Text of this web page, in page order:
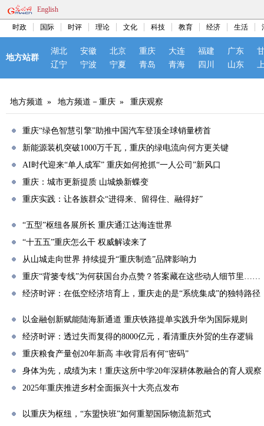
English
时政 国际 时评 理论 文化 科技 教育 经济 生活
地方站群
湖北 安徽 北京 重庆 大连 福建 广东
辽宁
宁波 宁夏 青岛 青海 四川 山东
地方频道 » 地方频道－重庆 » 重庆观察
重庆“绿色智慧引擎”助推中国汽车登顶全球销量榜首
新能源装机突破1000万千瓦，重庆的绿电流向何方更关键
AI时代迎来“单人成军” 重庆如何抢抓“一人公司”新风口
重庆：城市更新提质 山城焕新蝶变
重庆实践：让各族群众“进得来、留得住、融得好”
“五型”枢纽各展所长 重庆通江达海连世界
“十五五”重庆怎么干 权威解读来了
从山城走向世界 持续提升“重庆制造”品牌影响力
重庆“背篓专线”为何获国台办点赞？答案藏在这些动人细节里……
经济时评：在低空经济培育上，重庆走的是“系统集成”的独特路径
以金融创新赋能陆海新通道 重庆铁路提单实践升华为国际规则
经济时评：透过失而复得的8000亿元，看清重庆外贸的生存逻辑
重庆粮食产量创20年新高 丰收背后有何“密码”
身体为先，成绩为末！重庆这所中学20年深耕体教融合的育人观察
2025年重庆推进乡村全面振兴十大亮点发布
以重庆为枢纽，“东盟快班”如何重塑国际物流新范式